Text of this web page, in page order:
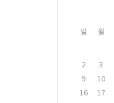
일 월
2
3
9
10
16
17